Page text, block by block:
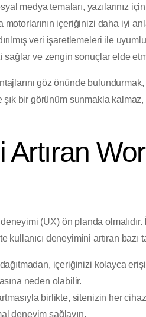
medya temaları, yazılarınız
içeriğinizi daha iyi
veri işaretlemeleri ile
ve zengin sonuçlar elde etme
göz önünde
bir görünüm sunmakla
Artıran
(UX) ön planda olmalıdır.
deneyimini artıran bazı
dağıtmadan, içeriğinizi kolayca
neden olabilir.
birlikte, sitenizin her
deneyim sağlayın.